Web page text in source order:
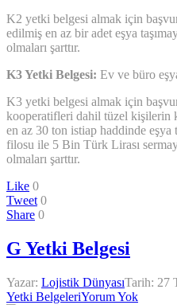
K2 yetki belgesi almak için
edilmiş en az bir adet eşya
olmaları şarttır.
K3 Yetki Belgesi: Ev ve büro
K3 yetki belgesi almak için
kooperatifleri dahil tüzel kişilerin
en az 30 ton istiap haddinde eşya
filosu ile 5 Bin Türk Lirası
olmaları şarttır.
Like 0
Tweet 0
Share 0
G Yetki Belgesi
Yazar: Lojistik DünyasıTarih: 27
Yetki BelgeleriYorum Yok